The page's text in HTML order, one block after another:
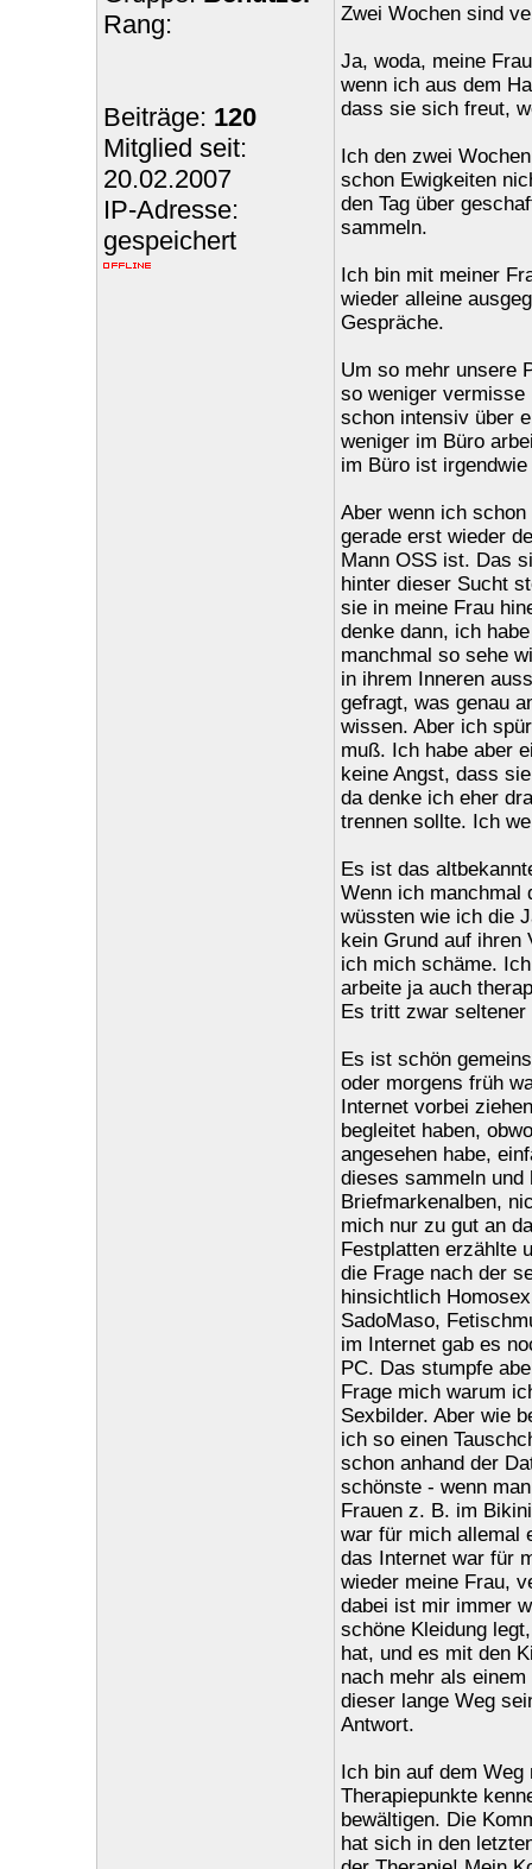
Rang:
Beiträge: 120
Mitglied seit:
20.02.2007
IP-Adresse:
gespeichert
Zwei Wochen sind
Ja, woda, meine
wenn ich aus dem
dass sie sich freut,
Ich den zwei
schon Ewigkeiten
den Tag über
sammeln.
Ich bin mit meiner
wieder alleine
Gespräche.
Um so mehr unsere
so weniger vermisse
schon intensiv über
weniger im Büro
im Büro ist
Aber wenn ich
gerade erst wieder
Mann OSS ist. Das
hinter dieser Sucht
sie in meine Frau
denke dann, ich
manchmal so sehe
in ihrem Inneren
gefragt, was genau
wissen. Aber ich
muß. Ich habe aber
keine Angst, dass
da denke ich eher
trennen sollte. Ich
Es ist das
Wenn ich manchmal
wüssten wie ich die
kein Grund auf ihren
ich mich schäme.
arbeite ja auch
Es tritt zwar
Es ist schön
oder morgens früh
Internet vorbei
begleitet haben,
angesehen habe,
dieses sammeln und
Briefmarkenalben,
mich nur zu gut an
Festplatten erzählte
die Frage nach der
hinsichtlich
SadoMaso,
im Internet gab es
PC. Das stumpfe
Frage mich warum
Sexbilder. Aber wie
ich so einen
schon anhand der
schönste - wenn
Frauen z. B. im
war für mich allemal
das Internet war für
wieder meine Frau,
dabei ist mir immer
schöne Kleidung
hat, und es mit den
nach mehr als
dieser lange Weg
Antwort.
Ich bin auf dem
Therapiepunkte
bewältigen. Die
hat sich in den